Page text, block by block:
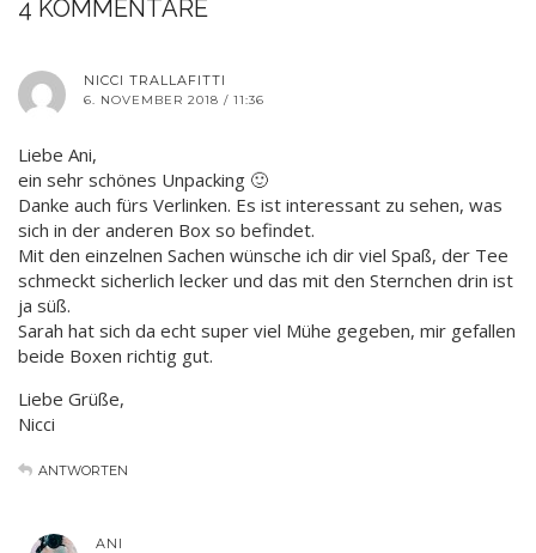
4 KOMMENTARE
NICCI TRALLAFITTI
6. NOVEMBER 2018 / 11:36
Liebe Ani,
ein sehr schönes Unpacking 🙂
Danke auch fürs Verlinken. Es ist interessant zu sehen, was
sich in der anderen Box so befindet.
Mit den einzelnen Sachen wünsche ich dir viel Spaß, der Tee
schmeckt sicherlich lecker und das mit den Sternchen drin ist
ja süß.
Sarah hat sich da echt super viel Mühe gegeben, mir gefallen
beide Boxen richtig gut.
Liebe Grüße,
Nicci
ANTWORTEN
ANI